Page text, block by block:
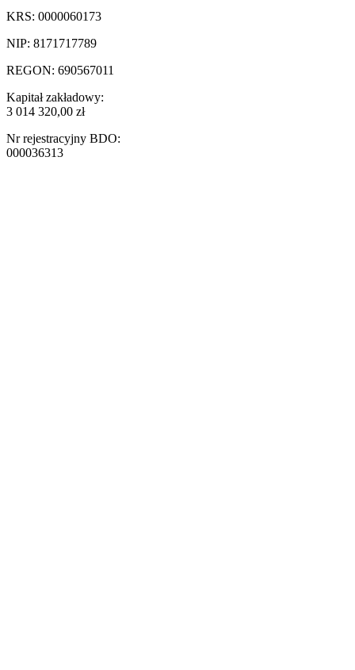
KRS: 0000060173
NIP: 8171717789
REGON: 690567011
Kapitał zakładowy:
3 014 320,00 zł
Nr rejestracyjny BDO:
000036313